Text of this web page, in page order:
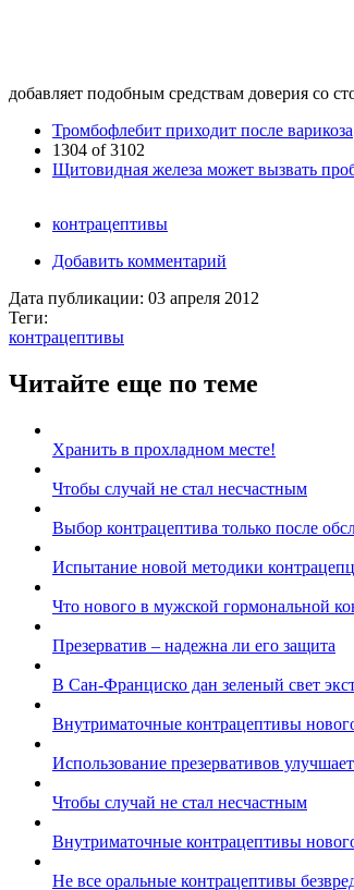
добавляет подобным средствам доверия со
Тромбофлебит приходит после варикоза
1304 of 3102
Щитовидная железа может вызвать
контрацептивы
Добавить комментарий
Дата публикации: 03 апреля 2012
Теги:
контрацептивы
Читайте еще по теме
Хранить в прохладном месте!
Чтобы случай не стал несчастным
Выбор контрацептива только после
Испытание новой методики
Что нового в мужской гормональной
Презерватив – надежна ли его защита
В Сан-Франциско дан зеленый свет
Внутриматочные контрацептивы
Использование презервативов
Чтобы случай не стал несчастным
Внутриматочные контрацептивы
Не все оральные контрацептивы